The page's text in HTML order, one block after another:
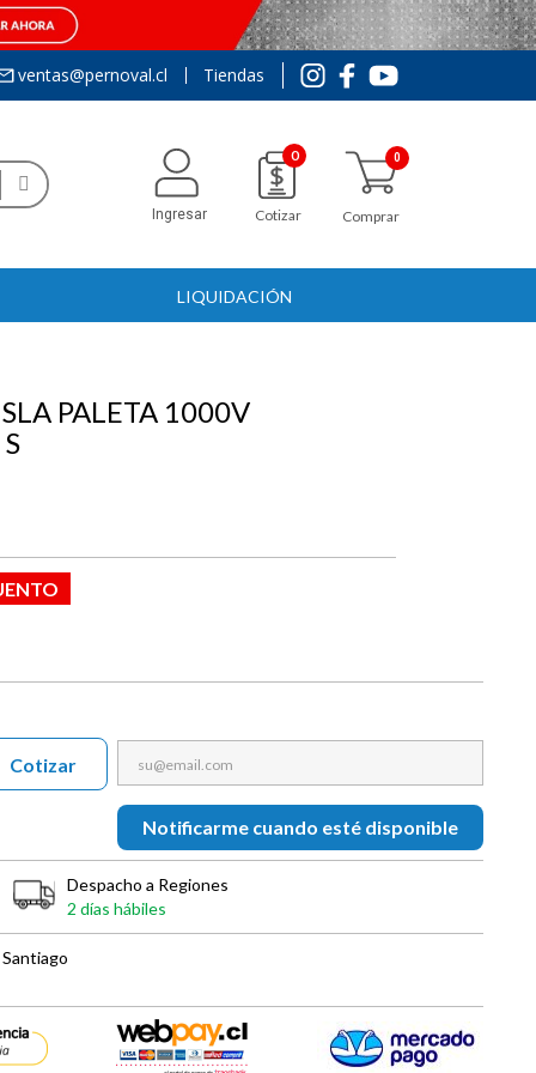
ventas@pernoval.cl Tiendas
Ingresar
0
Cotizar Comprar
LIQUIDACIÓN
PALETA 1000V
Notificarme cuando esté disponible
Cotizar
Despacho a Regiones
2 días hábiles